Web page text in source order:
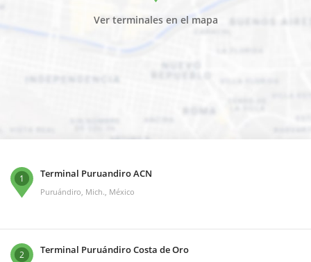
Ver terminales en el mapa
1 Terminal Puruandiro ACN
Puruándiro, Mich., México
2 Terminal Puruándiro Costa de Oro